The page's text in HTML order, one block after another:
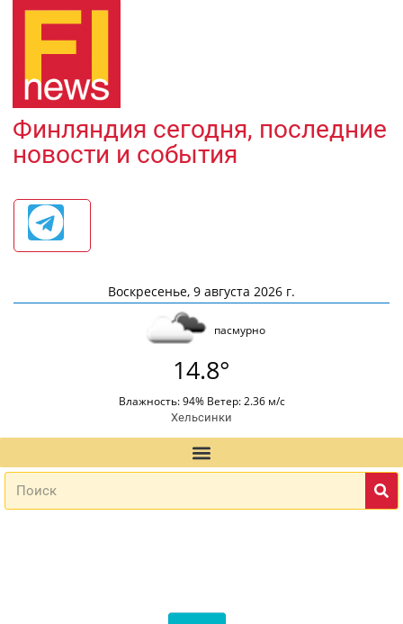
Финляндия сегодня, последние
новости и события
Воскресенье, 9 августа 2026 г.
пасмурно
14.8°
Влажность: 94% Ветер: 2.36 м/с
Хельсинки